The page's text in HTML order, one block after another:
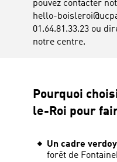
pouvez contacter
hello-
01.64.81.33.23 ou
notre centre.
Pourquoi
le-Roi pour
Un cadre
forêt de